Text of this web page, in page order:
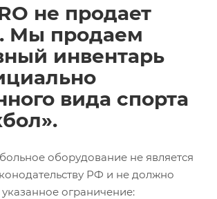
не продает
Мы продаем
инвентарь
вида спорта
оборудование не является
РФ и не должно
ограничение: